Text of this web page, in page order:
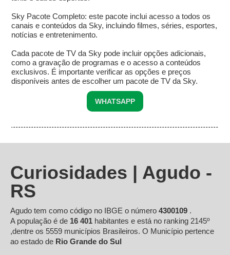
Sky Pacote Completo: este pacote inclui acesso a todos os
canais e conteúdos da Sky, incluindo filmes, séries, esportes,
notícias e entretenimento.
Cada pacote de TV da Sky pode incluir opções adicionais,
como a gravação de programas e o acesso a conteúdos
exclusivos. É importante verificar as opções e preços
disponíveis antes de escolher um pacote de TV da Sky.
WHATSAPP
Curiosidades | Agudo -
RS
Agudo tem como código no IBGE o número 4300109 .
A população é de 16 401 habitantes e está no ranking 2145º
,dentre os 5559 municípios Brasileiros. O Município pertence
ao estado de Rio Grande do Sul